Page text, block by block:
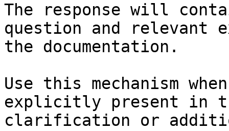
The response will
question and relevant
the documentation.
Use this mechanism
explicitly present in
clarification or